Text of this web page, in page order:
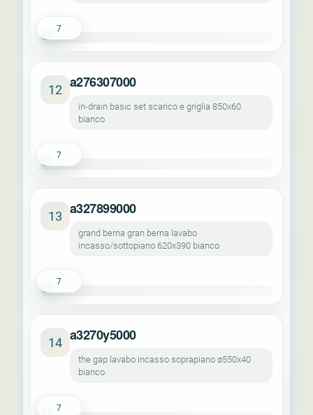
7
12 a276307000
in-drain basic set scarico e griglia 850x60
bianco
7
13 a327899000
grand berna gran berna lavabo
incasso/sottopiano 620x390 bianco
7
14 a3270y5000
the gap lavabo incasso soprapiano ø550x40
bianco
7